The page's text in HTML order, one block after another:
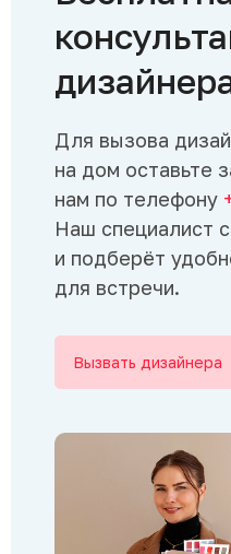
Для вызова
на дом оставьте
нам по телефону
Наш специалист
и подберёт
для встречи.
Вызвать дизайнера